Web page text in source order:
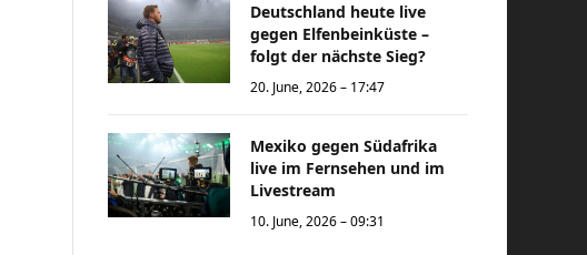
Deutschland heute live
gegen Elfenbeinküste –
folgt der nächste Sieg?
20. June, 2026 – 17:47
Mexiko gegen Südafrika
live im Fernsehen und im
Livestream
10. June, 2026 – 09:31